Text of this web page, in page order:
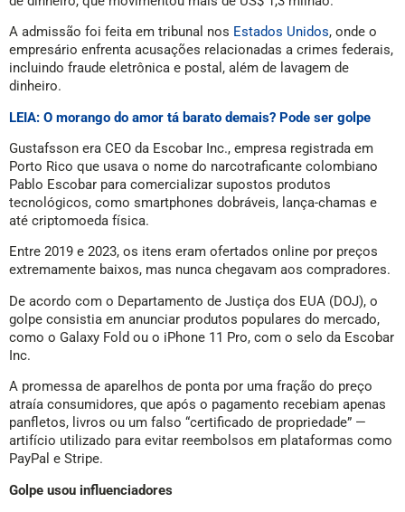
A admissão foi feita em tribunal nos Estados Unidos, onde o
empresário enfrenta acusações relacionadas a crimes federais,
incluindo fraude eletrônica e postal, além de lavagem de
dinheiro.
LEIA: O morango do amor tá barato demais? Pode ser golpe
Gustafsson era CEO da Escobar Inc., empresa registrada em
Porto Rico que usava o nome do narcotraficante colombiano
Pablo Escobar para comercializar supostos produtos
tecnológicos, como smartphones dobráveis, lança-chamas e
até criptomoeda física.
Entre 2019 e 2023, os itens eram ofertados online por preços
extremamente baixos, mas nunca chegavam aos compradores.
De acordo com o Departamento de Justiça dos EUA (DOJ), o
golpe consistia em anunciar produtos populares do mercado,
como o Galaxy Fold ou o iPhone 11 Pro, com o selo da Escobar
Inc.
A promessa de aparelhos de ponta por uma fração do preço
atraía consumidores, que após o pagamento recebiam apenas
panfletos, livros ou um falso “certificado de propriedade” —
artifício utilizado para evitar reembolsos em plataformas como
PayPal e Stripe.
Golpe usou influenciadores